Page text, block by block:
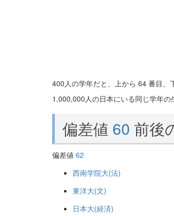
400人の学年だと、上から 64 番目、
1,000,000人の日本にいる同じ学年
偏差値 60 前後
偏差値 62
西南学院大(法)
東洋大(文)
日本大(経済)